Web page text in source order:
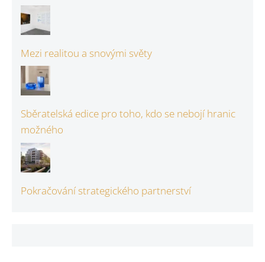
Mezi realitou a snovými světy
Sběratelská edice pro toho, kdo se nebojí hranic
možného
Pokračování strategického partnerství